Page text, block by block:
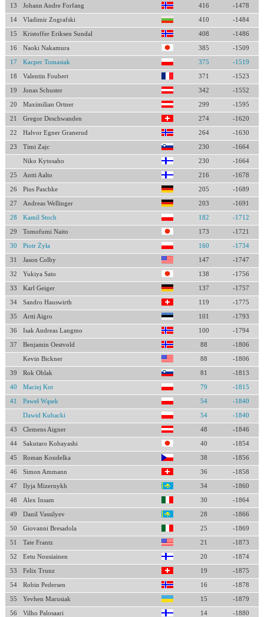
13 Johann Andre Forfang 416 -1478
14 Vladimir Zografski 410 -1484
15 Kristoffer Eriksen Sundal 408 -1486
16 Naoki Nakamura 385 -1509
17 Kacper Tomasiak 375 -1519
18 Valentin Foubert 371 -1523
19 Jonas Schuster 342 -1552
20 Maximilian Ortner 299 -1595
21 Gregor Deschwanden 274 -1620
22 Halvor Egner Granerud 264 -1630
23 Timi Zajc 230 -1664
Niko Kytosaho 230 -1664
25 Antti Aalto 216 -1678
26 Pius Paschke 205 -1689
27 Andreas Wellinger 203 -1691
28 Kamil Stoch 182 -1712
29 Tomofumi Naito 173 -1721
30 Piotr Żyła 160 -1734
31 Jason Colby 147 -1747
32 Yukiya Sato 138 -1756
33 Karl Geiger 137 -1757
34 Sandro Hauswirth 119 -1775
35 Artti Aigro 101 -1793
36 Isak Andreas Langmo 100 -1794
37 Benjamin Oestvold 88 -1806
Kevin Bickner 88 -1806
39 Rok Oblak 81 -1813
40 Maciej Kot 79 -1815
41 Paweł Wąsek 54 -1840
Dawid Kubacki 54 -1840
43 Clemens Aigner 48 -1846
44 Sakutaro Kobayashi 40 -1854
45 Roman Koudelka 38 -1856
46 Simon Ammann 36 -1858
47 Ilyja Mizernykh 34 -1860
48 Alex Insam 30 -1864
49 Danil Vassilyev 28 -1866
50 Giovanni Bresadola 25 -1869
51 Tate Frantz 21 -1873
52 Eetu Nousiainen 20 -1874
53 Felix Trunz 19 -1875
54 Robin Pedersen 16 -1878
55 Yevhen Marusiak 15 -1879
56 Vilho Palosaari 14 -1880